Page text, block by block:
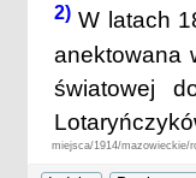
2) W latach
anektowana
światowej
miejsca/1914/mazowieckie/